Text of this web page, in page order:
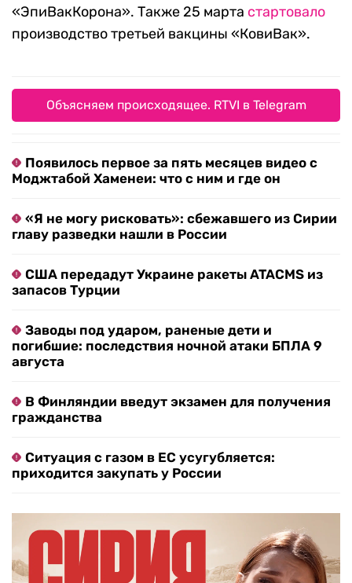
«ЭпиВакКорона». Также 25 марта стартовало
производство третьей вакцины «КовиВак».
Объясняем происходящее. RTVI в Telegram
Появилось первое за пять месяцев видео с
Моджтабой Хаменеи: что с ним и где он
«Я не могу рисковать»: сбежавшего из Сирии
главу разведки нашли в России
США передадут Украине ракеты ATACMS из
запасов Турции
Заводы под ударом, раненые дети и
погибшие: последствия ночной атаки БПЛА 9
августа
В Финляндии введут экзамен для получения
гражданства
Ситуация с газом в ЕС усугубляется:
приходится закупать у России